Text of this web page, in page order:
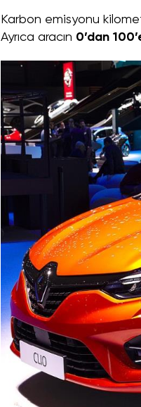
Karbon emisyonu
Ayrıca aracın 0’dan